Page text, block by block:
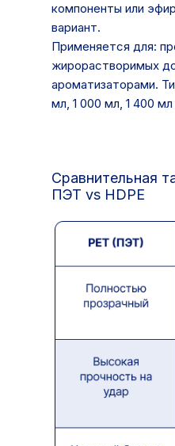
компоненты или
вариант.
Применяется для:
жирорастворимых
ароматизаторами.
мл, 1 000 мл, 1 400
Сравнительная
ПЭТ vs HDPE